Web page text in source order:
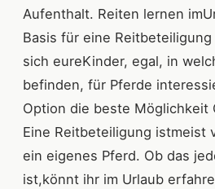
Aufenthalt. Reiten lernen
Basis für eine Reitbeteiligung
sich eureKinder, egal, in
befinden, für Pferde
Option die beste Möglichkeit
Eine Reitbeteiligung istmeist
ein eigenes Pferd. Ob das
ist,könnt ihr im Urlaub